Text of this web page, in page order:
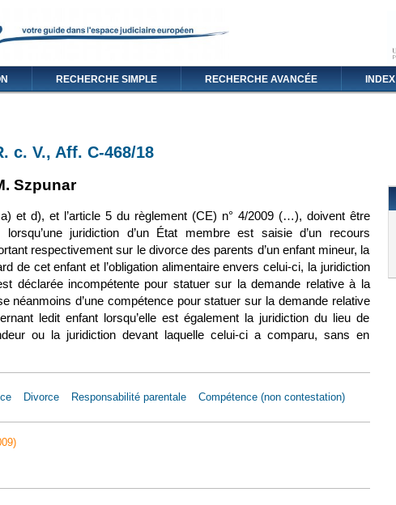
RECHERCHE SIMPLE RECHERCHE AVANCÉE INDEX
c. V., Aff. C-468/18
externe)
lien est externe)
Szpunar
a) et d), et l’article 5 du règlement (CE) n° 4/2009 (…), doivent être
juridiction d’un État membre est saisie d’un recours
respectivement sur le divorce des parents d’un enfant mineur, la
de cet enfant et l’obligation alimentaire envers celui-ci, la juridiction
déclarée incompétente pour statuer sur la demande relative à la
néanmoins d’une compétence pour statuer sur la demande relative
ledit enfant lorsqu’elle est également la juridiction du lieu de
ou la juridiction devant laquelle celui-ci a comparu, sans en
Divorce Responsabilité parentale
Compétence (non contestation)